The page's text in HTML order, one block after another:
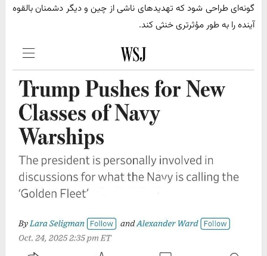
گونه‌ای طراحی شود که تهدیدهای ناشی از چین و دیگر دشمنان بالقوه
آینده را به طور مؤثرتری خنثی کند.